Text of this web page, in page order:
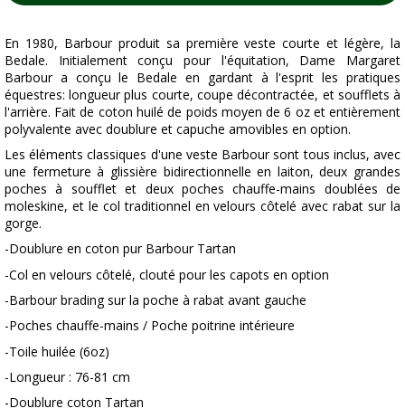
En 1980, Barbour produit sa première veste courte et légère, la
Bedale. Initialement conçu pour l'équitation, Dame Margaret
Barbour a conçu le Bedale en gardant à l'esprit les pratiques
équestres: longueur plus courte, coupe décontractée, et soufflets à
l'arrière. Fait de coton huilé de poids moyen de 6 oz et entièrement
polyvalente avec doublure et capuche amovibles en option.
Les éléments classiques d'une veste Barbour sont tous inclus, avec
une fermeture à glissière bidirectionnelle en laiton, deux grandes
poches à soufflet et deux poches chauffe-mains doublées de
moleskine, et le col traditionnel en velours côtelé avec rabat sur la
gorge.
-Doublure en coton pur Barbour Tartan
-Col en velours côtelé, clouté pour les capots en option
-Barbour brading sur la poche à rabat avant gauche
-Poches chauffe-mains / Poche poitrine intérieure
-Toile huilée (6oz)
-Longueur : 76-81 cm
-Doublure coton Tartan